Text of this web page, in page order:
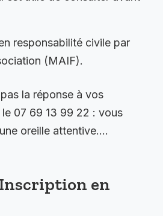
responsabilité civile par
(MAIF).
la réponse à vos
07 69 13 99 22 : vous
oreille attentive….
en